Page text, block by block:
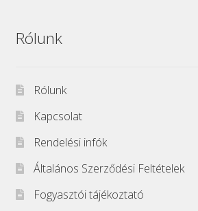
Rólunk
Rólunk
Kapcsolat
Rendelési infók
Általános Szerződési Feltételek
Fogyasztói tájékoztató